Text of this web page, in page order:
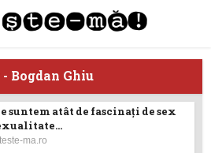
- Bogdan Ghiu
suntem atât de fascinați de sex
ma.ro